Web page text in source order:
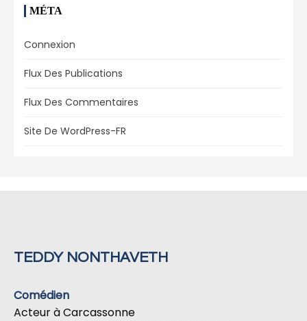
MÉTA
Connexion
Flux Des Publications
Flux Des Commentaires
Site De WordPress-FR
TEDDY NONTHAVETH
Comédien
Acteur à Carcassonne